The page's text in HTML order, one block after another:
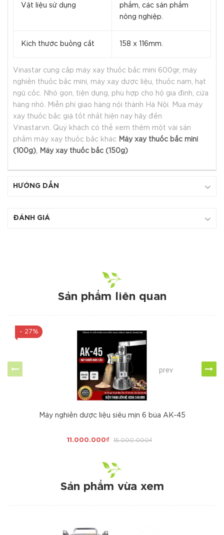
Vật liệu sử dụng
phẩm, các sản phẩm
nông nghiệp.
Kích thước buồng cắt 158 x 116mm.
Vinastar cung cấp máy xay thuốc bắc mini 600gr, máy
nghiền thuốc bắc mini, máy xay dược liệu, thuốc nam, hạt
ngũ cốc. Nhỏ gọn, tiện dụng, phù hợp cho hộ gia đình, cửa
hàng nhỏ. Miễn phí giao hàng nội thành Hà Nội. Mua máy
xay thuốc bắc giá tốt nhất hiện nay hãy đến
Vinastar.vn. Quý khách có thể xem thêm một vài sản
phẩm máy xay thuốc bắc khác
Máy xay thuốc bắc mini
(100g), Máy xay thuốc bắc (150g)
HƯỚNG DẪN
ĐÁNH GIÁ
Sản phẩm liên quan
- 27%
Máy nghiền dược liệu siêu mịn 6 búa AK-45
11.000.000₫ 15.000.000₫
prev
Sản phẩm vừa xem